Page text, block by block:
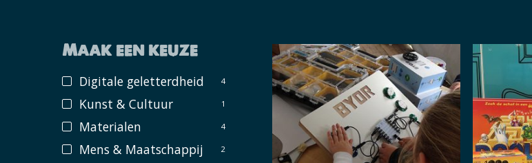
Maak een keuze
Digitale geletterdheid 4
Kunst & Cultuur 1
Materialen 4
Mens & Maatschappij 2